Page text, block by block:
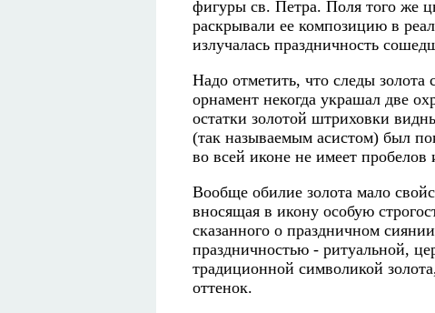
фигуры св. Петра. Поля того же
раскрывали ее композицию в
излучалась праздничность
Надо отметить, что следы
орнамент некогда украшал две
остатки золотой штриховки
(так называемым асистом) был
во всей иконе не имеет
Вообще обилие золота мало
вносящая в икону особую
сказанного о праздничном
праздничностью - ритуальной,
традиционной символикой
оттенок.